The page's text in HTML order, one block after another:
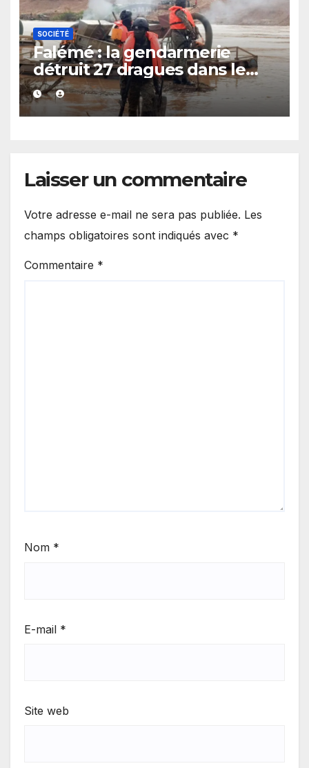
SOCIÉTÉ
Falémé : la gendarmerie
détruit 27 dragues dans le
cadre de la lutte contre
l’exploitation illégale
Laisser un commentaire
Votre adresse e-mail ne sera pas publiée. Les
champs obligatoires sont indiqués avec *
Commentaire *
Nom *
E-mail *
Site web